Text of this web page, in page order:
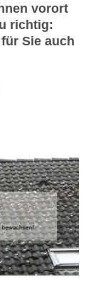
vorort
richtig:
Sie auch